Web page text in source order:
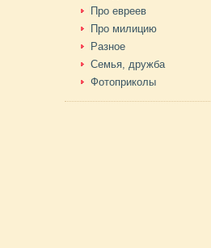
Про евреев
Про милицию
Разное
Семья, дружба
Фотоприколы